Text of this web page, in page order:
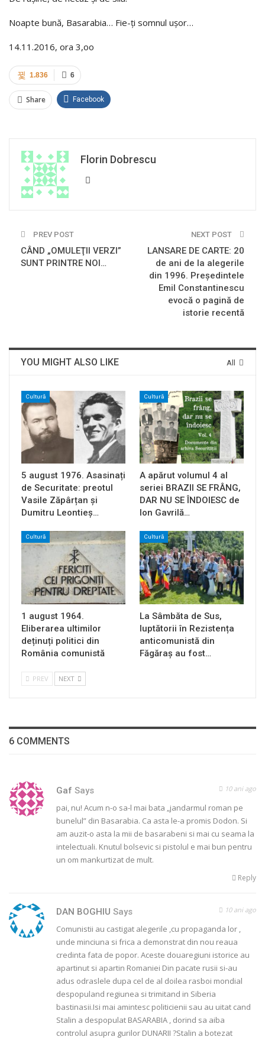
Noapte bună, Basarabia… Fie-ți somnul ușor…
14.11.2016, ora 3,oo
6
1.836
Share Facebook
Florin Dobrescu
PREV POST
CÂND „OMULEŢII VERZI”
SUNT PRINTRE NOI…
NEXT POST
LANSARE DE CARTE: 20
de ani de la alegerile
din 1996. Preşedintele
Emil Constantinescu
evocă o pagină de
istorie recentă
All
YOU MIGHT ALSO LIKE
Cultură
5 august 1976. Asasinați
de Securitate: preotul
Vasile Zăpârțan și
Dumitru Leontieș…
Cultură
A apărut volumul 4 al
seriei BRAZII SE FRÂNG,
DAR NU SE ÎNDOIESC de
Ion Gavrilă…
Cultură
1 august 1964.
Eliberarea ultimilor
deținuți politici din
România comunistă
Cultură
La Sâmbăta de Sus,
luptătorii în Rezistența
anticomunistă din
Făgăraș au fost…
PREV NEXT
6 COMMENTS
Gaf Says 10 ani ago
pai, nu! Acum n-o sa-l mai bata „jandarmul roman pe
bunelul” din Basarabia. Ca asta le-a promis Dodon. Si
am auzit-o asta la mii de basarabeni si mai cu seama la
intelectuali. Knutul bolsevic si pistolul e mai bun pentru
un om mankurtizat de mult.
Reply
DAN BOGHIU Says 10 ani ago
Comunistii au castigat alegerile ,cu propaganda lor ,
unde minciuna si frica a demonstrat din nou reaua
credinta fata de popor. Aceste douaregiuni istorice au
apartinut si apartin Romaniei Din pacate rusii si-au
adus odraslele dupa cel de al doilea rasboi mondial
despopuland regiunea si trimitand in Siberia
bastinasii.Isi mai amintesc politicienii sau au uitat cand
Stalin a despopulat BASARABIA , dorind sa aiba
controlul asupra gurilor DUNARII ?Stalin a botezat